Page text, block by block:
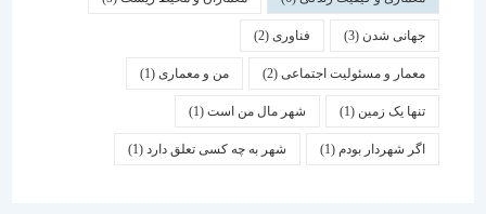
جهانی شدن(3) فناوری (2)
معمار و مسئولیت اجتماعی (2) من و معماری (1)
تنها یک زمین(1) شهر مال من است(1)
اگر شهردار بودم (1) شهر به چه کسی تعلق دارد(1)